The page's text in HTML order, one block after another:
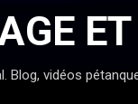
vidéos